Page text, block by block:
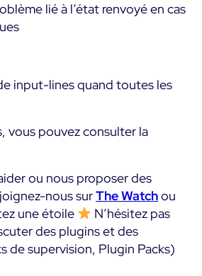
lié à l’état renvoyé en cas
input-lines quand toutes les
vous pouvez consulter la
ou nous proposer des
nous surThe Watchou
une étoile
N’hésitez pas
des plugins et des
de supervision, Plugin Packs)